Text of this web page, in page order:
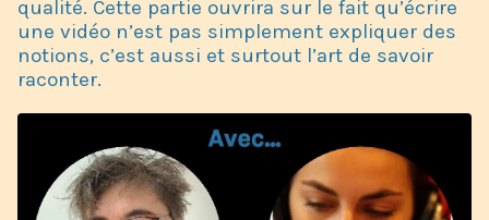
qualité. Cette partie ouvrira sur le fait qu’écrire
une vidéo n’est pas simplement expliquer des
notions, c’est aussi et surtout l’art de savoir
raconter.